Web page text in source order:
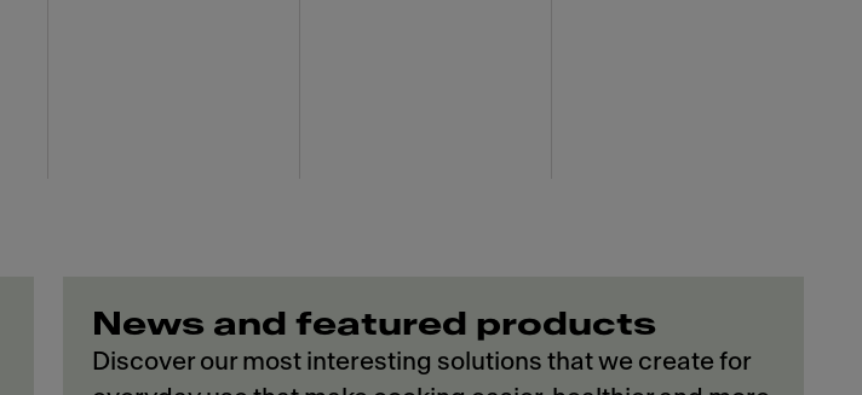
News and featured products
Discover our most interesting solutions that we create for